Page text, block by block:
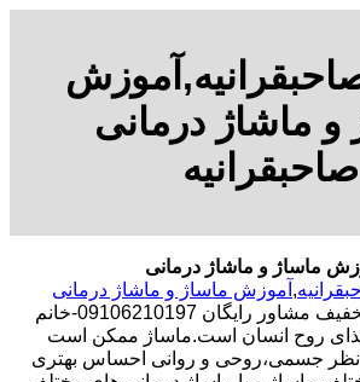
و ماشاژ درمانی
صاحبقرانیه
ماساژ و ماشاژ درمانی
, آموزش ماساژ و ماشاژ درمانی
با در صد تخفیف مشاور رایگان 09106210197-خانم
روح انسان است.ماساژ ممکن است
از نظر جسمی،روحی و روانی احساس بهتری